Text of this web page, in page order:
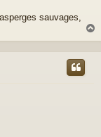
sauvages,
a